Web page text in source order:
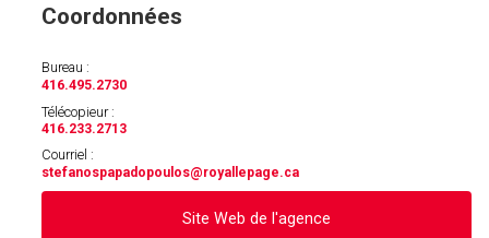
Coordonnées
Bureau :
416.495.2730
Télécopieur :
416.233.2713
Courriel :
stefanospapadopoulos@royallepage.ca
Site Web de l'agence